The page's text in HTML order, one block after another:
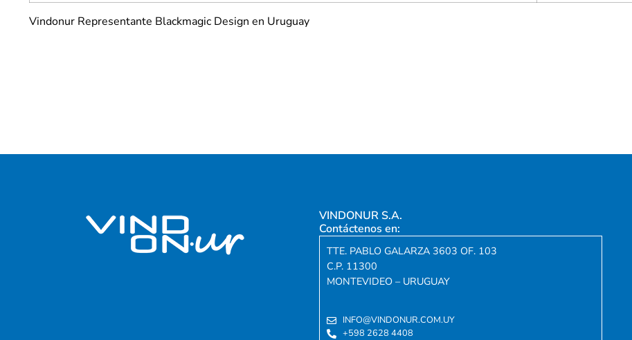
Vindonur Representante Blackmagic Design en Uruguay
VINDONUR S.A.
Contáctenos en:
TTE. PABLO GALARZA 3603 OF. 103
C.P. 11300
MONTEVIDEO – URUGUAY
INFO@VINDONUR.COM.UY
+598 2628 4408